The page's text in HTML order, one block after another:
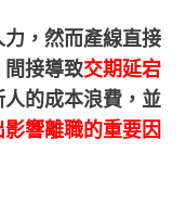
，然而產線直接
間接導致交期延宕
的成本浪費，並
影響離職的重要因